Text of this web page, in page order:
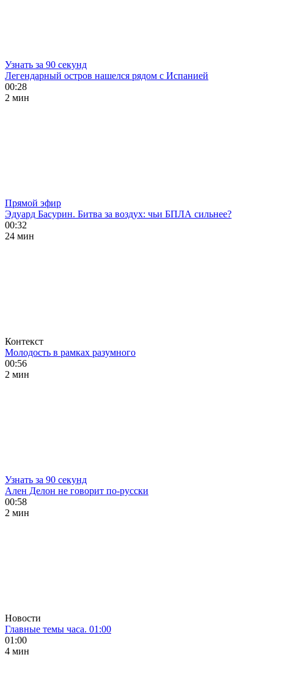
Узнать за 90 секунд
Легендарный остров нашелся рядом с Испанией
00:28
2 мин
Прямой эфир
Эдуард Басурин. Битва за воздух: чьи БПЛА сильнее?
00:32
24 мин
Контекст
Молодость в рамках разумного
00:56
2 мин
Узнать за 90 секунд
Ален Делон не говорит по-русски
00:58
2 мин
Новости
Главные темы часа. 01:00
01:00
4 мин